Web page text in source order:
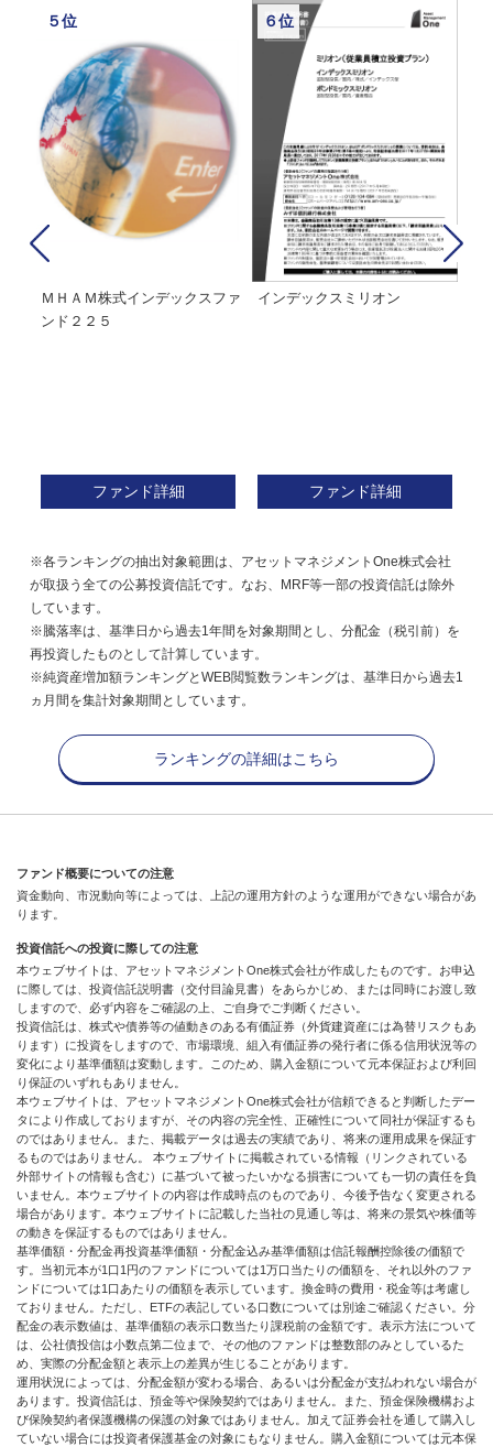
５位
ＭＨＡＭ株式インデックスファ
ンド２２５
ファンド詳細
６位
インデックスミリオン
ファンド詳細
※各ランキングの抽出対象範囲は、アセットマネジメントOne株式会社
が取扱う全ての公募投資信託です。なお、MRF等一部の投資信託は除外
しています。
※騰落率は、基準日から過去1年間を対象期間とし、分配金（税引前）を
再投資したものとして計算しています。
※純資産増加額ランキングとWEB閲覧数ランキングは、基準日から過去1
ヵ月間を集計対象期間としています。
ランキングの詳細はこちら
ファンド概要についての注意
資金動向、市況動向等によっては、上記の運用方針のような運用ができない場合があ
ります。
投資信託への投資に際しての注意
本ウェブサイトは、アセットマネジメントOne株式会社が作成したものです。お申込
に際しては、投資信託説明書（交付目論見書）をあらかじめ、または同時にお渡し致
しますので、必ず内容をご確認の上、ご自身でご判断ください。
投資信託は、株式や債券等の値動きのある有価証券（外貨建資産には為替リスクもあ
ります）に投資をしますので、市場環境、組入有価証券の発行者に係る信用状況等の
変化により基準価額は変動します。このため、購入金額について元本保証および利回
り保証のいずれもありません。
本ウェブサイトは、アセットマネジメントOne株式会社が信頼できると判断したデー
タにより作成しておりますが、その内容の完全性、正確性について同社が保証するも
のではありません。また、掲載データは過去の実績であり、将来の運用成果を保証す
るものではありません。 本ウェブサイトに掲載されている情報（リンクされている
外部サイトの情報も含む）に基づいて被ったいかなる損害についても一切の責任を負
いません。本ウェブサイトの内容は作成時点のものであり、今後予告なく変更される
場合があります。本ウェブサイトに記載した当社の見通し等は、将来の景気や株価等
の動きを保証するものではありません。
基準価額・分配金再投資基準価額・分配金込み基準価額は信託報酬控除後の価額で
す。当初元本が1口1円のファンドについては1万口当たりの価額を、それ以外のファ
ンドについては1口あたりの価額を表示しています。換金時の費用・税金等は考慮し
ておりません。ただし、ETFの表記している口数については別途ご確認ください。分
配金の表示数値は、基準価額の表示口数当たり課税前の金額です。表示方法について
は、公社債投信は小数点第二位まで、その他のファンドは整数部のみとしているた
め、実際の分配金額と表示上の差異が生じることがあります。
運用状況によっては、分配金額が変わる場合、あるいは分配金が支払われない場合が
あります。投資信託は、預金等や保険契約ではありません。また、預金保険機構およ
び保険契約者保護機構の保護の対象ではありません。加えて証券会社を通して購入し
ていない場合には投資者保護基金の対象にもなりません。購入金額については元本保